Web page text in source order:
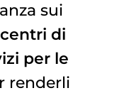
sui
centri di
per le
renderli